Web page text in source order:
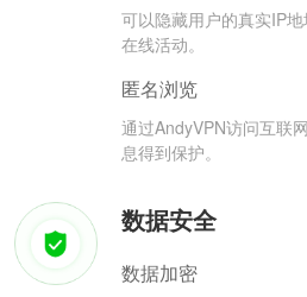
可以隐藏用户的真实IP
在线活动。
匿名浏览
通过AndyVPN访问互联
息得到保护。
数据安全
数据加密